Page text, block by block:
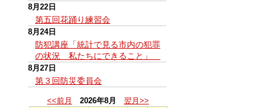
8月22日
第五回花踊り練習会
8月24日
防犯講座「統計で見る市内の犯罪
の状況 私たちにできること」
8月27日
第３回防災委員会
<<前月 2026年8月
翌月>>